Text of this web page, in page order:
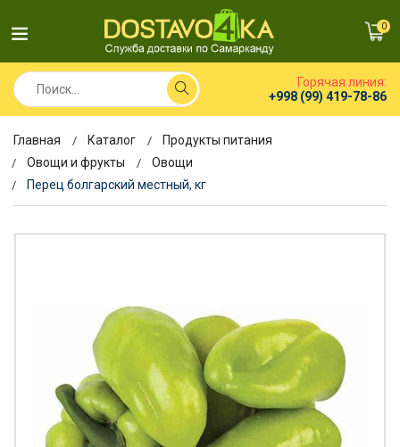
0
Горячая линия:
+998 (99) 419-78-86
Главная Каталог
Продукты питания
Овощи и фрукты
Овощи
Перец болгарский местный, кг